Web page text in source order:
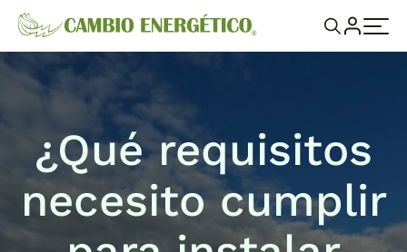
¿Qué requisitos
necesito cumplir